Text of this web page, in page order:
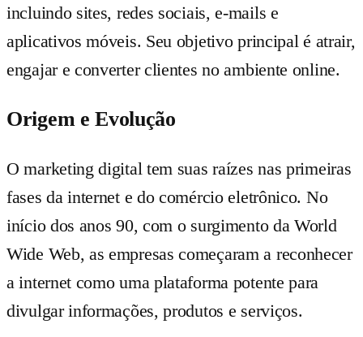
incluindo sites, redes sociais, e-mails e
aplicativos móveis. Seu objetivo principal é atrair,
engajar e converter clientes no ambiente online.
Origem e Evolução
O marketing digital tem suas raízes nas primeiras
fases da internet e do comércio eletrônico. No
início dos anos 90, com o surgimento da World
Wide Web, as empresas começaram a reconhecer
a internet como uma plataforma potente para
divulgar informações, produtos e serviços.